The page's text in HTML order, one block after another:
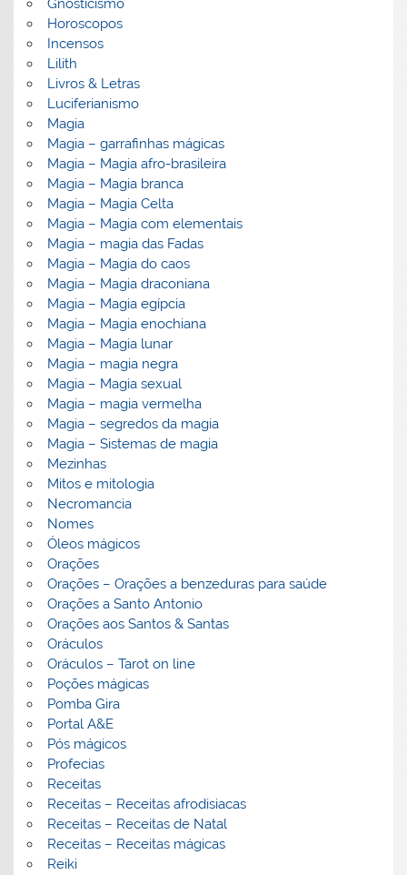
Gnosticismo
Horoscopos
Incensos
Lilith
Livros & Letras
Luciferianismo
Magia
Magia – garrafinhas mágicas
Magia – Magia afro-brasileira
Magia – Magia branca
Magia – Magia Celta
Magia – Magia com elementais
Magia – magia das Fadas
Magia – Magia do caos
Magia – Magia draconiana
Magia – Magia egípcia
Magia – Magia enochiana
Magia – Magia lunar
Magia – magia negra
Magia – Magia sexual
Magia – magia vermelha
Magia – segredos da magia
Magia – Sistemas de magia
Mezinhas
Mitos e mitologia
Necromancia
Nomes
Óleos mágicos
Orações
Orações – Orações a benzeduras para saúde
Orações a Santo Antonio
Orações aos Santos & Santas
Oráculos
Oráculos – Tarot on line
Poções mágicas
Pomba Gira
Portal A&E
Pós mágicos
Profecias
Receitas
Receitas – Receitas afrodisiacas
Receitas – Receitas de Natal
Receitas – Receitas mágicas
Reiki